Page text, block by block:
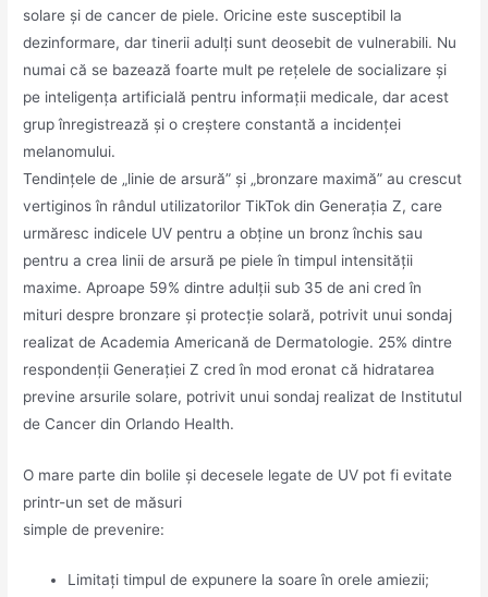
solare și de cancer de piele. Oricine este susceptibil la
dezinformare, dar tinerii adulți sunt deosebit de vulnerabili. Nu
numai că se bazează foarte mult pe rețelele de socializare și
pe inteligența artificială pentru informații medicale, dar acest
grup înregistrează și o creștere constantă a incidenței
melanomului.
Tendințele de „linie de arsură” și „bronzare maximă” au crescut
vertiginos în rândul utilizatorilor TikTok din Generația Z, care
urmăresc indicele UV pentru a obține un bronz închis sau
pentru a crea linii de arsură pe piele în timpul intensității
maxime. Aproape 59% dintre adulții sub 35 de ani cred în
mituri despre bronzare și protecție solară, potrivit unui sondaj
realizat de Academia Americană de Dermatologie. 25% dintre
respondenții Generației Z cred în mod eronat că hidratarea
previne arsurile solare, potrivit unui sondaj realizat de Institutul
de Cancer din Orlando Health.
O mare parte din bolile și decesele legate de UV pot fi evitate
printr-un set de măsuri
simple de prevenire:
Limitați timpul de expunere la soare în orele amiezii;